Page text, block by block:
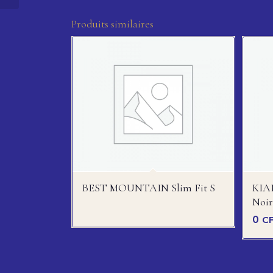
Produits similaires
BEST MOUNTAIN Slim Fit S
0